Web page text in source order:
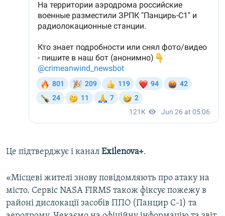
Це підтверджує і канал Exilenova+.
«Місцеві жителі знову повідомляють про атаку на
місто. Сервіс NASA FIRMS також фіксує пожежу в
районі дислокації засобів ППО (Панцир С-1) та